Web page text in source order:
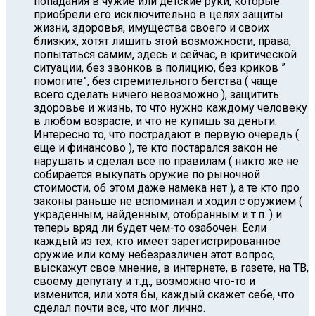
приобрели его исключительно в целях защиты
жизни, здоровья, имущества своего и своих
близких, хотят лишить этой возможности, права,
попытаться самим, здесь и сейчас, в критической
ситуации, без звонков в полицию, без криков ”
помогите”, без стремительного бегства ( чаще
всего сделать ничего невозможно ), защитить
здоровье и жизнь, то что нужно каждому человеку
в любом возрасте, и что не купишь за деньги.
Интересно то, что пострадают в первую очередь (
еще и финансово ), те кто постарался закон не
нарушать и сделал все по правилам ( никто же не
собирается выкупать оружие по рыночной
стоимости, об этом даже намека нет ), а те кто про
законы раньше не вспоминал и ходил с оружием (
украденным, найденным, отобранным и т.п. ) и
теперь вряд ли будет чем-то озабочен. Если
каждый из тех, кто имеет зарегистрированное
оружие или кому небезразличен этот вопрос,
выскажут свое мнение, в интернете, в газете, на ТВ,
своему депутату и т.д., возможно что-то и
изменится, или хотя бы, каждый скажет себе, что
сделал почти все, что мог лично.